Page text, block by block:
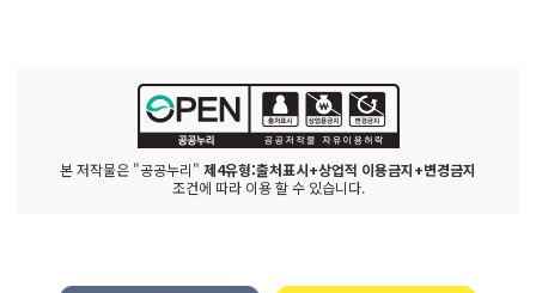
본 저작물은 "공공누리" 제4유형:출처표시+상업적 이용금지+변경금지
조건에 따라 이용 할 수 있습니다.